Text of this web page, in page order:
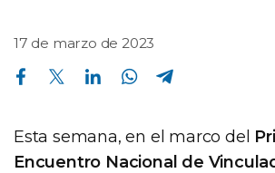
17 de marzo de 2023
Compartir en Facebook Compartir en Twitter Compartir en Linkedin Compartir en Whatsapp
Esta semana, en el marco del
Encuentro Nacional de